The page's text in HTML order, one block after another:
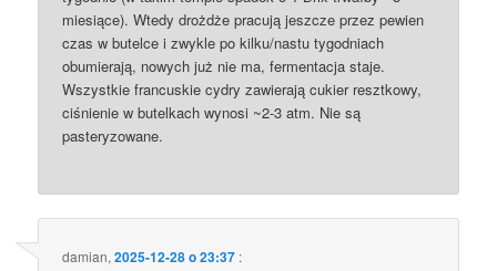
miesiące). Wtedy drożdże pracują jeszcze przez pewien
czas w butelce i zwykle po kilku/nastu tygodniach
obumierają, nowych już nie ma, fermentacja staje.
Wszystkie francuskie cydry zawierają cukier resztkowy,
ciśnienie w butelkach wynosi ~2-3 atm. Nie są
pasteryzowane.
damian,2025-12-28 o 23:37 :